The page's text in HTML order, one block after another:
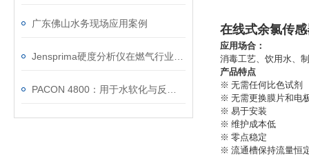
广东佛山水务现场应用案例 在线式余氯传
应用场合：
消毒工艺、饮用水、
产品特点
※ 无需任何比色试剂
※ 无需更换膜片和电
※ 易于安装
※ 维护成本低
※ 零点稳定
※ 流通槽保持流量恒